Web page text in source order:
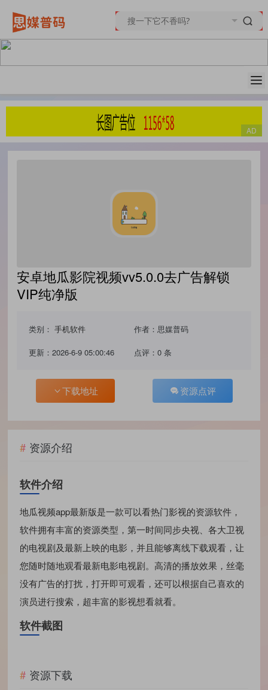
安卓地瓜影院视频vv5.0.0去广告解锁
VIP纯净版
类别：手机软件 作者：思媒普码
更新：2026-6-9 05:00:46 点评：0 条
下载地址 资源点评
资源介绍
软件介绍
地瓜视频app最新版是一款可以看热门影视的资源软件，
软件拥有丰富的资源类型，第一时间同步央视、各大卫视
的电视剧及最新上映的电影，并且能够离线下载观看，让
您随时随地观看最新电影电视剧。高清的播放效果，丝毫
没有广告的打扰，打开即可观看，还可以根据自己喜欢的
演员进行搜索，超丰富的影视想看就看。
软件截图
资源下载